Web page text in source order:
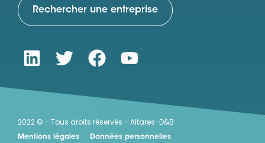
Rechercher une entreprise
2022 © - Tous droits réservés - Altares-D&B
Mentions légales Données personnelles